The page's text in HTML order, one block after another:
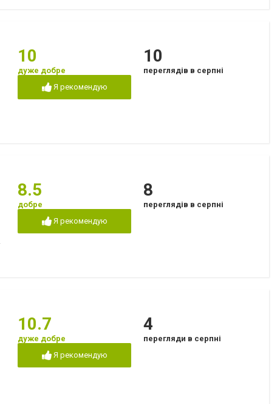
10
дуже добре
Я рекомендую
10
переглядів в серпні
8.5
добре
Я рекомендую
8
переглядів в серпні
10.7
дуже добре
Я рекомендую
4
перегляди в серпні